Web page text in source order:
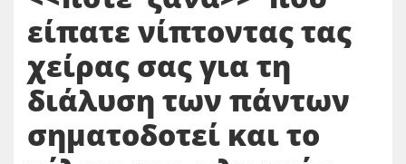
είπατε νίπτοντας τας
χείρας σας για τη
διάλυση των πάντων
σηματοδοτεί και το